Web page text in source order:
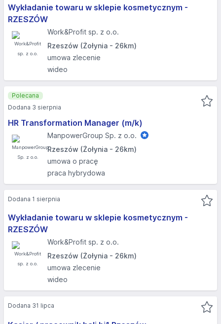
Wykładanie towaru w sklepie kosmetycznym -
RZESZÓW
Work&Profit sp. z o.o.
Rzeszów (Żołynia - 26km)
umowa zlecenie
wideo
HR Transformation Manager (m/k)
ManpowerGroup Sp. z o.o.
Rzeszów (Żołynia - 26km)
umowa o pracę
praca hybrydowa
Polecana
Dodana 3 sierpnia
Wykładanie towaru w sklepie kosmetycznym -
RZESZÓW
Work&Profit sp. z o.o.
Rzeszów (Żołynia - 26km)
umowa zlecenie
wideo
Dodana 1 sierpnia
Dodana 31 lipca